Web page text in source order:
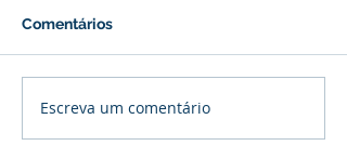
Comentários
Escreva um comentário